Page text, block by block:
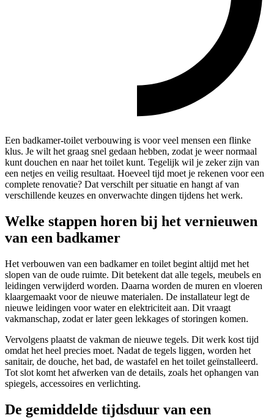
Een badkamer-toilet verbouwing is voor veel mensen een flinke
klus. Je wilt het graag snel gedaan hebben, zodat je weer normaal
kunt douchen en naar het toilet kunt. Tegelijk wil je zeker zijn van
een netjes en veilig resultaat. Hoeveel tijd moet je rekenen voor een
complete renovatie? Dat verschilt per situatie en hangt af van
verschillende keuzes en onverwachte dingen tijdens het werk.
Welke stappen horen bij het vernieuwen
van een badkamer
Het verbouwen van een badkamer en toilet begint altijd met het
slopen van de oude ruimte. Dit betekent dat alle tegels, meubels en
leidingen verwijderd worden. Daarna worden de muren en vloeren
klaargemaakt voor de nieuwe materialen. De installateur legt de
nieuwe leidingen voor water en elektriciteit aan. Dit vraagt
vakmanschap, zodat er later geen lekkages of storingen komen.
Vervolgens plaatst de vakman de nieuwe tegels. Dit werk kost tijd
omdat het heel precies moet. Nadat de tegels liggen, worden het
sanitair, de douche, het bad, de wastafel en het toilet geïnstalleerd.
Tot slot komt het afwerken van de details, zoals het ophangen van
spiegels, accessoires en verlichting.
De gemiddelde tijdsduur van een